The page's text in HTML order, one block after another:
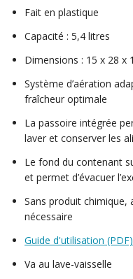
Fait en plastique
Capacité : 5,4 litres
Dimensions : 15 x 28 x
Système d’aération
fraîcheur optimale
La passoire intégrée
laver et conserver les
Le fond du contenant
et permet d’évacuer
Sans produit chimique,
nécessaire
Guide d'utilisation (PDF)
Va au lave-vaisselle